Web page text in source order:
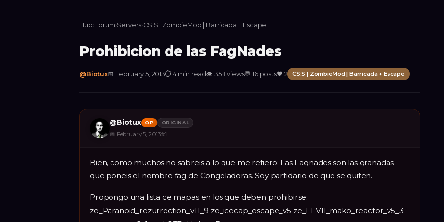
Hub›Forum›Servers›CS:S | ZombieMod | Barricada + Escape
Prohibicion de las FagNades
@Biotux📅 February 5, 2013⏱ 4 min read👁 358 views💬16 posts❤️ 2 CS:S | ZombieMod | Barricada + Escape
@Biotux OP ORIGINAL
📅 February 5, 2013#1
Bien, como muchos no sabreis a lo que me refiero: Las Fagnades son las granadas
que poneis el nombre fag de Congeladoras. Soy partidario de que se quiten.
Propongo una lista de mapas en los que deben prohibirse:
ze_Paranoid_rezurrection_v11_9 ze_icecap_escape_v5 ze_FFVII_mako_reactor_v5_3